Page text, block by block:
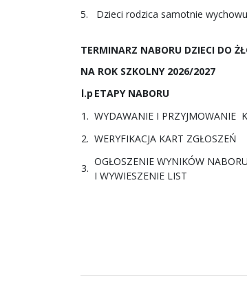
5. Dzieci rodzica samotnie
TERMINARZ NABORU DZIECI DO
NA ROK SZKOLNY 2026/2027
l.p ETAPY NABORU
1. WYDAWANIE I PRZYJMOWANIE
2. WERYFIKACJA KART ZGŁOSZEŃ
3.
OGŁOSZENIE WYNIKÓW NABORU
I WYWIESZENIE LIST